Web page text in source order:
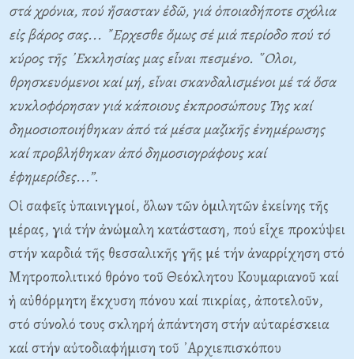
στά χρόνια, πού ἤσασταν ἐδῶ, γιά ὁποιαδήποτε σχόλια
εἰς βάρος σας... ῎Ερχεσθε ὅμως σέ μιά περίοδο πού τό
κύρος τῆς ᾿Εκκλησίας μας εἶναι πεσμένο. ῞Ολοι,
θρησκευόμενοι καί μή, εἶναι σκανδαλισμένοι μέ τά ὅσα
κυκλοφόρησαν γιά κάποιους ἐκπροσώπους Της καί
δημοσιοποιήθηκαν ἀπό τά μέσα μαζικῆς ἐνημέρωσης
καί προβλήθηκαν ἀπό δημοσιογράφους καί
ἐφημερίδες...”.
Οἱ σαφεῖς ὑπαινιγμοί, ὅλων τῶν ὁμιλητῶν ἐκείνης τῆς
μέρας, γιά τήν ἀνώμαλη κατάσταση, πού εἶχε προκύψει
στήν καρδιά τῆς θεσσαλικῆς γῆς μέ τήν ἀναρρίχηση στό
Μητροπολιτικό θρόνο τοῦ Θεόκλητου Κουμαριανοῦ καί
ἡ αὐθόρμητη ἔκχυση πόνου καί πικρίας, ἀποτελοῦν,
στό σύνολό τους σκληρή ἀπάντηση στήν αὐταρέσκεια
καί στήν αὐτοδιαφήμιση τοῦ ᾿Αρχιεπισκόπου